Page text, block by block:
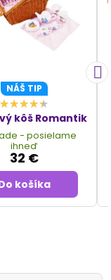
NÁŠ TIP
kôš Romantik
- posielame
ihneď
32 €
košíka